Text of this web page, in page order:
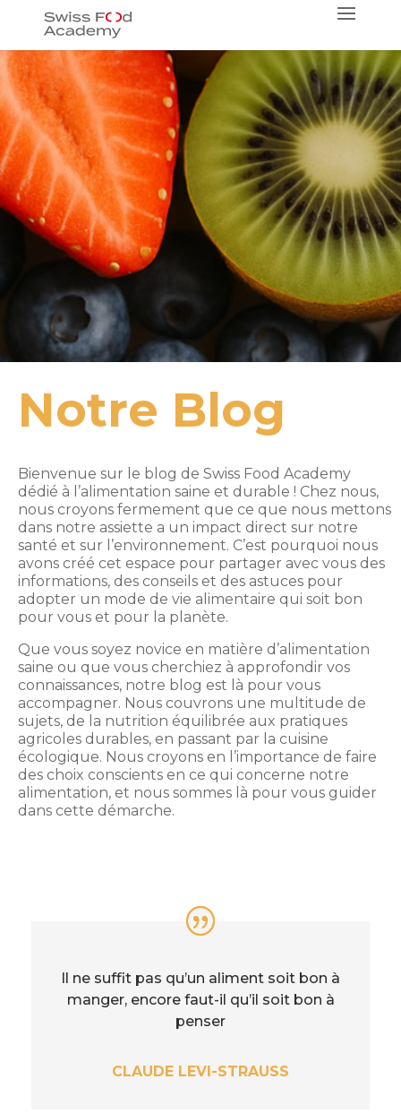
Notre Blog
Bienvenue sur le blog de Swiss Food Academy
dédié à l’alimentation saine et durable ! Chez nous,
nous croyons fermement que ce que nous mettons
dans notre assiette a un impact direct sur notre
santé et sur l’environnement. C’est pourquoi nous
avons créé cet espace pour partager avec vous des
informations, des conseils et des astuces pour
adopter un mode de vie alimentaire qui soit bon
pour vous et pour la planète.
Que vous soyez novice en matière d’alimentation
saine ou que vous cherchiez à approfondir vos
connaissances, notre blog est là pour vous
accompagner. Nous couvrons une multitude de
sujets, de la nutrition équilibrée aux pratiques
agricoles durables, en passant par la cuisine
écologique. Nous croyons en l’importance de faire
des choix conscients en ce qui concerne notre
alimentation, et nous sommes là pour vous guider
dans cette démarche.
Il ne suffit pas qu’un aliment soit bon à
manger, encore faut-il qu’il soit bon à
penser
CLAUDE LEVI-STRAUSS